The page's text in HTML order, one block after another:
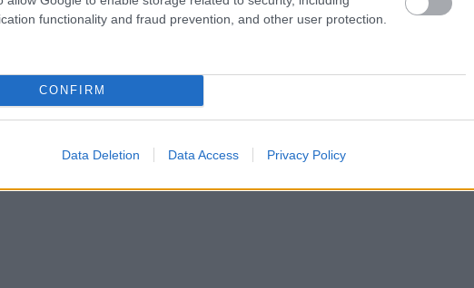
functionality and fraud prevention, and other user protection.
CONFIRM
Data Deletion Data Access Privacy Policy